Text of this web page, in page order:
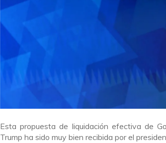
Esta propuesta de liquidación efectiva de
Trump ha sido muy bien recibida por el